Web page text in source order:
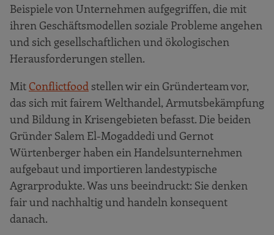
Beispiele von Unternehmen aufgegriffen, die mit
ihren Geschäftsmodellen soziale Probleme angehen
und sich gesellschaftlichen und ökologischen
Herausforderungen stellen.
Mit Conflictfood stellen wir ein Gründerteam vor,
das sich mit fairem Welthandel, Armutsbekämpfung
und Bildung in Krisengebieten befasst. Die beiden
Gründer Salem El-Mogaddedi und Gernot
Würtenberger haben ein Handelsunternehmen
aufgebaut und importieren landestypische
Agrarprodukte. Was uns beeindruckt: Sie denken
fair und nachhaltig und handeln konsequent
danach.